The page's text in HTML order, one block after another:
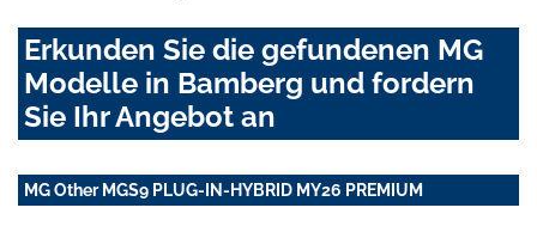
Erkunden Sie die gefundenen MG
Modelle in Bamberg und fordern
Sie Ihr Angebot an
MG Other MGS9 PLUG-IN-HYBRID MY26 PREMIUM